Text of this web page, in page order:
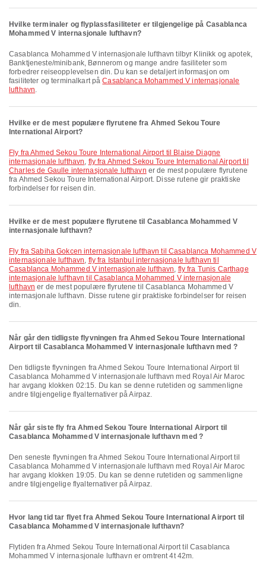
Hvilke terminaler og flyplassfasiliteter er tilgjengelige på Casablanca
Mohammed V internasjonale lufthavn?
Casablanca Mohammed V internasjonale lufthavn tilbyr Klinikk og apotek,
Banktjeneste/minibank, Bønnerom og mange andre fasiliteter som
forbedrer reiseopplevelsen din. Du kan se detaljert informasjon om
fasiliteter og terminalkart påCasablanca Mohammed V internasjonale
lufthavn.
Hvilke er de mest populære flyrutene fra Ahmed Sekou Toure
International Airport?
fly fra Ahmed Sekou Toure International Airport til Blaise Diagne
internasjonale lufthavn, fly fra Ahmed Sekou Toure International Airport til
Charles de Gaulle internasjonale lufthavn er de mest populære flyrutene
fra Ahmed Sekou Toure International Airport. Disse rutene gir praktiske
forbindelser for reisen din.
Hvilke er de mest populære flyrutene til Casablanca Mohammed V
internasjonale lufthavn?
fly fra Sabiha Gokcen internasjonale lufthavn til Casablanca Mohammed V
internasjonale lufthavn, fly fra Istanbul internasjonale lufthavn til
Casablanca Mohammed V internasjonale lufthavn, fly fra Tunis Carthage
internasjonale lufthavn til Casablanca Mohammed V internasjonale
lufthavn er de mest populære flyrutene til Casablanca Mohammed V
internasjonale lufthavn. Disse rutene gir praktiske forbindelser for reisen
din.
Når går den tidligste flyvningen fra Ahmed Sekou Toure International
Airport til Casablanca Mohammed V internasjonale lufthavn med ?
Den tidligste flyvningen fra Ahmed Sekou Toure International Airport til
Casablanca Mohammed V internasjonale lufthavn med Royal Air Maroc
har avgang klokken 02:15. Du kan se denne rutetiden og sammenligne
andre tilgjengelige flyalternativer på Airpaz.
Når går siste fly fra Ahmed Sekou Toure International Airport til
Casablanca Mohammed V internasjonale lufthavn med ?
Den seneste flyvningen fra Ahmed Sekou Toure International Airport til
Casablanca Mohammed V internasjonale lufthavn med Royal Air Maroc
har avgang klokken 19:05. Du kan se denne rutetiden og sammenligne
andre tilgjengelige flyalternativer på Airpaz.
Hvor lang tid tar flyet fra Ahmed Sekou Toure International Airport til
Casablanca Mohammed V internasjonale lufthavn?
Flytiden fra Ahmed Sekou Toure International Airport til Casablanca
Mohammed V internasjonale lufthavn er omtrent 4t 42m.